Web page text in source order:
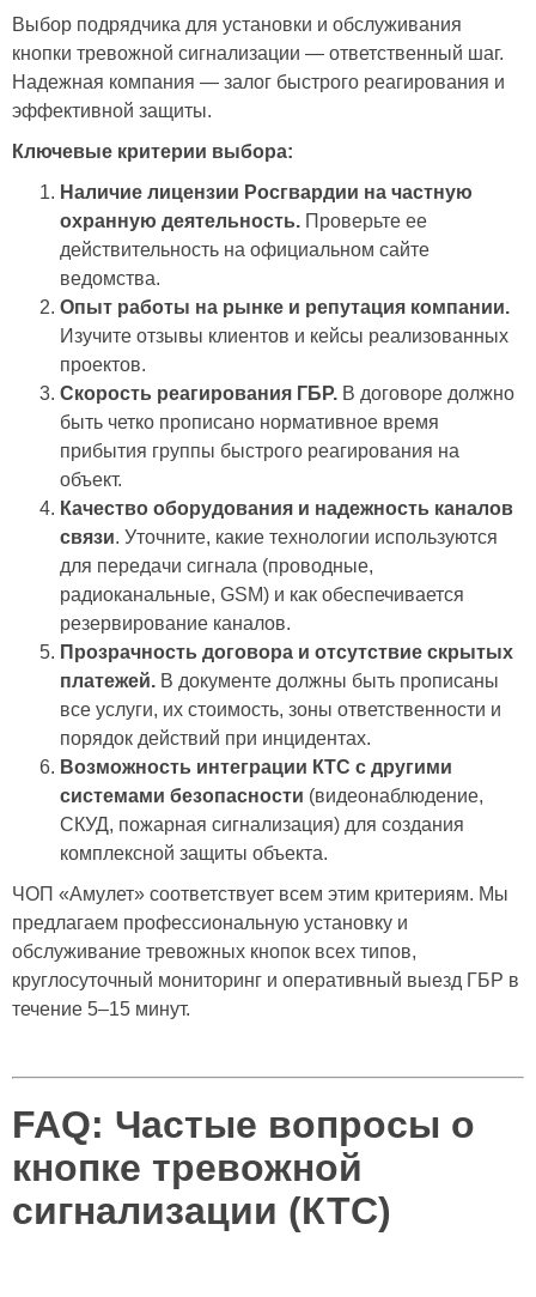
Выбор подрядчика для установки и обслуживания
кнопки тревожной сигнализации — ответственный шаг.
Надежная компания — залог быстрого реагирования и
эффективной защиты.
Ключевые критерии выбора:
Наличие лицензии Росгвардии на частную
охранную деятельность. Проверьте ее
действительность на официальном сайте
ведомства.
Опыт работы на рынке и репутация компании.
Изучите отзывы клиентов и кейсы реализованных
проектов.
Скорость реагирования ГБР. В договоре должно
быть четко прописано нормативное время
прибытия группы быстрого реагирования на
объект.
Качество оборудования и надежность каналов
связи. Уточните, какие технологии используются
для передачи сигнала (проводные,
радиоканальные, GSM) и как обеспечивается
резервирование каналов.
Прозрачность договора и отсутствие скрытых
платежей. В документе должны быть прописаны
все услуги, их стоимость, зоны ответственности и
порядок действий при инцидентах.
Возможность интеграции КТС с другими
системами безопасности (видеонаблюдение,
СКУД, пожарная сигнализация) для создания
комплексной защиты объекта.
ЧОП «Амулет» соответствует всем этим критериям. Мы
предлагаем профессиональную установку и
обслуживание тревожных кнопок всех типов,
круглосуточный мониторинг и оперативный выезд ГБР в
течение 5–15 минут.
FAQ: Частые вопросы о
кнопке тревожной
сигнализации (КТС)